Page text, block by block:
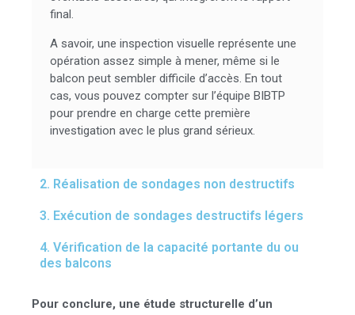
Ce dernier sert à prendre des clichés des
final.
A savoir, une inspection visuelle représente une
opération assez simple à mener, même si le
balcon peut sembler difficile d’accès. En tout
cas, vous pouvez compter sur l’équipe BIBTP
pour prendre en charge cette première
2. Réalisation de sondages non destructifs
3. Exécution de sondages destructifs légers